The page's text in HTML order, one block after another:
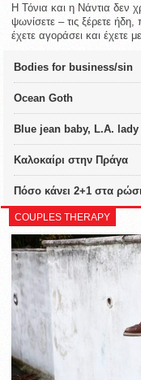
Η Τόνια και η Νάντια δεν
ψωνίσετε – τις ξέρετε ήδη,
έχετε αγοράσει και έχετε
Bodies for business/sin
Ocean Goth
Blue jean baby, L.A. lady
Καλοκαίρι στην Πράγα
Πόσο κάνει 2+1 στα
COUPLES THERAPY